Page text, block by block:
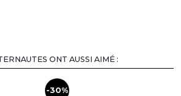
ONT AUSSI AIMÉ :
-30%